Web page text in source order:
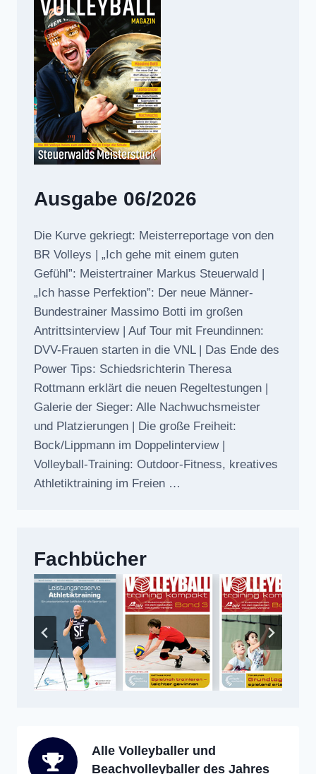
Ausgabe 06/2026
Die Kurve gekriegt: Meisterreportage von den
BR Volleys | „Ich gehe mit einem guten
Gefühl”: Meistertrainer Markus Steuerwald |
„Ich hasse Perfektion”: Der neue Männer-
Bundestrainer Massimo Botti im großen
Antrittsinterview | Auf Tour mit Freundinnen:
DVV-Frauen starten in die VNL | Das Ende des
Power Tips: Schiedsrichterin Theresa
Rottmann erklärt die neuen Regeltestungen |
Galerie der Sieger: Alle Nachwuchsmeister
und Platzierungen | Die große Freiheit:
Bock/Lippmann im Doppelinterview |
Volleyball-Training: Outdoor-Fitness, kreatives
Athletiktraining im Freien …
Fachbücher
Alle Volleyballer und
Beachvolleyballer des Jahres